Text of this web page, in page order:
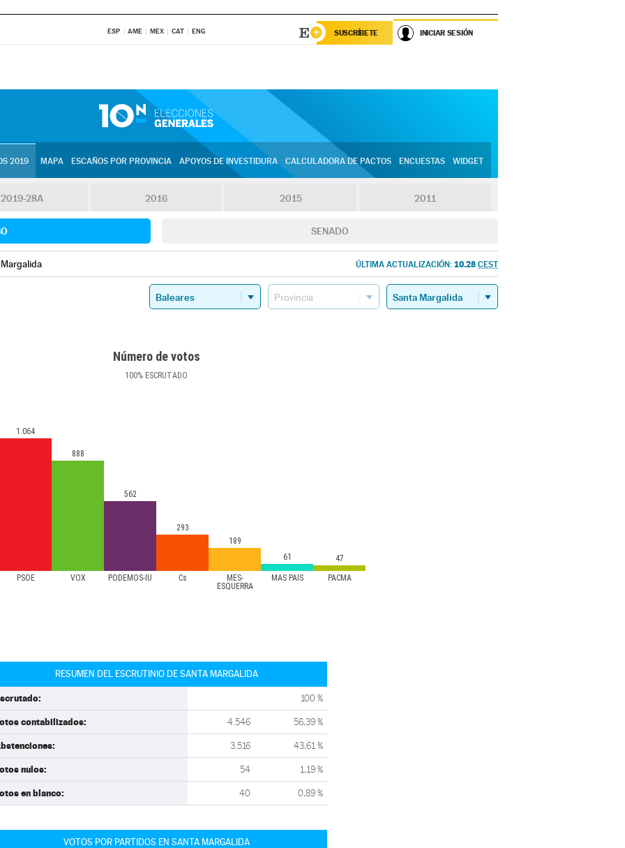
ESP AME MEX CAT ENG SUSCRÍBETE INICIAR SESIÓN
2019 MAPA ESCAÑOS POR PROVINCIA APOYOS DE INVESTIDURA CALCULADORA DE PACTOS ENCUESTAS WIDGET
2019-28A 2016 2015 2011
SENADO
ÚLTIMA ACTUALIZACIÓN: 10.28 CEST
Número de votos
100% ESCRUTADO
PSOE VOX PODEMOS-IU Cs
MÉS-
ESQUERRA
MÁS PAÍS PACMA
1.064
888
562
293
189
61
47
RESUMEN DEL ESCRUTINIO DE SANTA MARGALIDA
100 %
contabilizados: 4.546 56,39 %
3.516 43,61 %
nulos: 54 1,19 %
en blanco: 40 0,89 %
VOTOS POR PARTIDOS EN SANTA MARGALIDA